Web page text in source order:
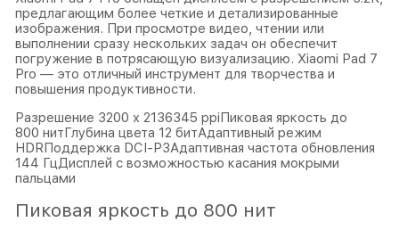
предлагающим более четкие и детализированные
изображения. При просмотре видео, чтении или
выполнении сразу нескольких задач он обеспечит
погружение в потрясающую визуализацию. Xiaomi Pad 7
Pro — это отличный инструмент для творчества и
повышения продуктивности.
Разрешение 3200 x 2136345 ppiПиковая яркость до
800 нитГлубина цвета 12 битАдаптивный режим
HDRПоддержка DCI-P3Адаптивная частота обновления
144 ГцДисплей с возможностью касания мокрыми
пальцами
Пиковая яркость до 800 нит